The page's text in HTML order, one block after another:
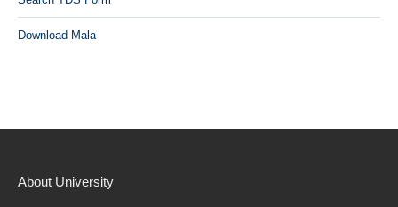
Download Mala
About University